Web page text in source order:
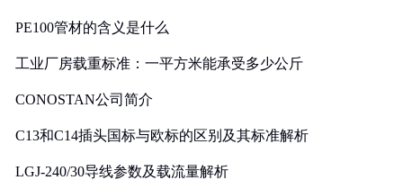
PE100管材的含义是什么
工业厂房载重标准：一平方米能承受多少公斤
CONOSTAN公司简介
C13和C14插头国标与欧标的区别及其标准解析
LGJ-240/30导线参数及载流量解析